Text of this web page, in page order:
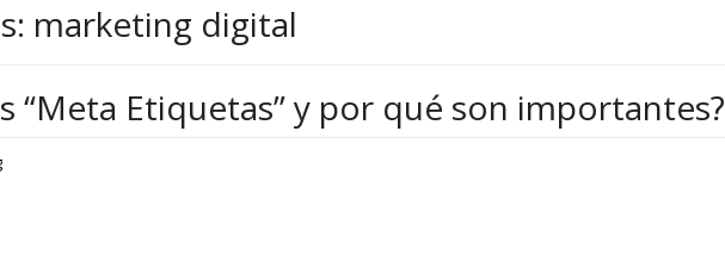
marketing digital
“Meta Etiquetas” y por qué son importantes?